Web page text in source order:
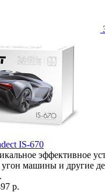
IS-670
эффективное
машины и другие
р.